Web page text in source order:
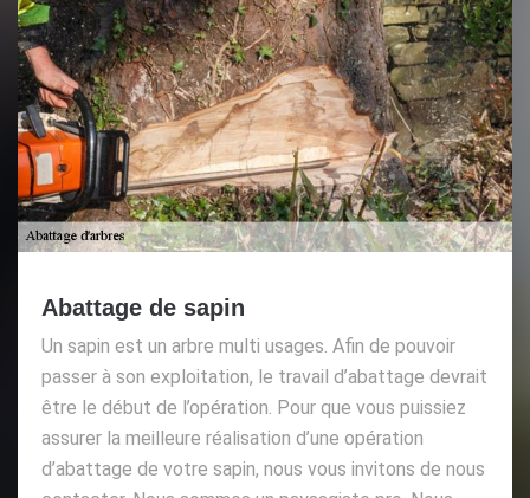
Abattage de sapin
Un sapin est un arbre multi usages. Afin de pouvoir
passer à son exploitation, le travail d’abattage devrait
être le début de l’opération. Pour que vous puissiez
assurer la meilleure réalisation d’une opération
d’abattage de votre sapin, nous vous invitons de nous